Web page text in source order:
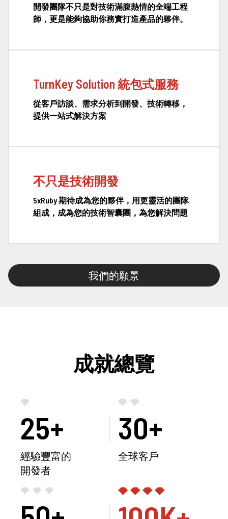
開發團隊不只是對技術滿腹熱情的全端工程
師，更是能夠協助你務實打造產品的夥伴。
TurnKey Solution 統包式服務
從客戶訪談、需求分析到開發、技術轉移，
提供一站式解決方案
不只是技術開發
5xRuby 期待成為您的夥伴，用更靈活的團隊
組成，成為您的技術智囊團，為您解決問題
我們的願景
成就總覽
25+
經驗豐富的
開發者
30+
全球客戶